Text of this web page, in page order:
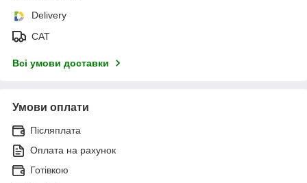
Delivery
САТ
Всі умови доставки
Умови оплати
Післяплата
Оплата на рахунок
Готівкою